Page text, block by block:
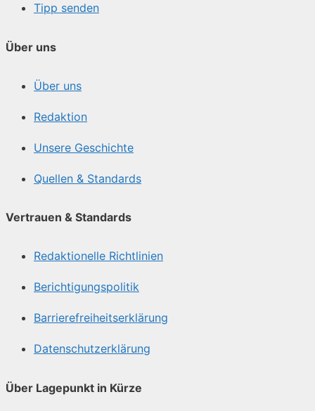
Tipp senden
Über uns
Über uns
Redaktion
Unsere Geschichte
Quellen & Standards
Vertrauen & Standards
Redaktionelle Richtlinien
Berichtigungspolitik
Barrierefreiheitserklärung
Datenschutzerklärung
Über Lagepunkt in Kürze